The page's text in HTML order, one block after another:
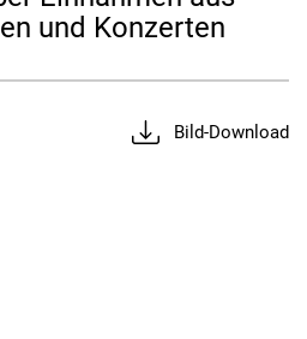
und Konzerten
Bild-Download